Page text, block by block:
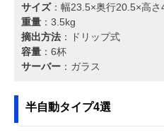
サイズ：幅23.5×奥行20.5×高さ
重量 ：3.5kg
摘出方法 ：ドリップ式
容量 ：6杯
サーバー ：ガラス
半自動タイプ4選